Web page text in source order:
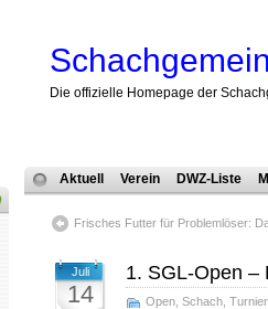
Die offizielle Homepage der
Aktuell Verein DWZ-Liste
Frisches Futter für Problem­löser:
Juli
14
1. SGL-Open –
Open Schach Turnier